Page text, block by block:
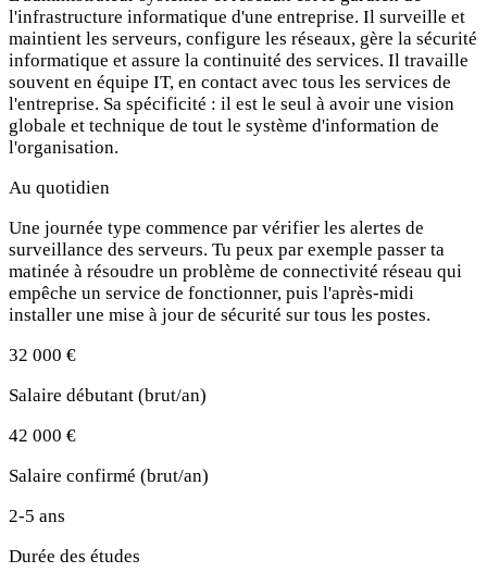
l'infrastructure informatique d'une entreprise. Il surveille et
maintient les serveurs, configure les réseaux, gère la sécurité
informatique et assure la continuité des services. Il travaille
souvent en équipe IT, en contact avec tous les services de
l'entreprise. Sa spécificité : il est le seul à avoir une vision
globale et technique de tout le système d'information de
l'organisation.
Au quotidien
Une journée type commence par vérifier les alertes de
surveillance des serveurs. Tu peux par exemple passer ta
matinée à résoudre un problème de connectivité réseau qui
empêche un service de fonctionner, puis l'après-midi
installer une mise à jour de sécurité sur tous les postes.
32 000 €
Salaire débutant (brut/an)
42 000 €
Salaire confirmé (brut/an)
2-5 ans
Durée des études